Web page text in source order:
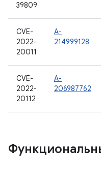
39809
CVE-
2022-
20011
A-
214999128
CVE-
2022-
20112
A-
206987762